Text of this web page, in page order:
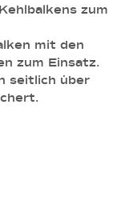
zum
mit den
zum Einsatz.
seitlich über